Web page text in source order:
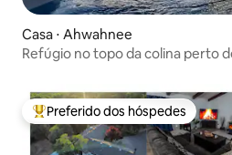
Casa ⋅ Ahwahnee
Refúgio no topo da colina perto
Entre os melhores preferidos dos
Preferido dos hóspedes